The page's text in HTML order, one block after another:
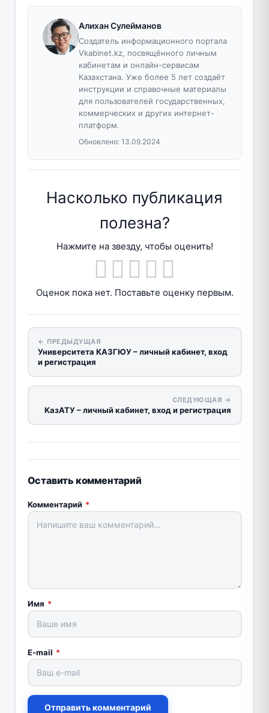
Алихан Сулейманов
Создатель информационного портала
Vkabinet.kz, посвящённого личным
кабинетам и онлайн-сервисам
Казахстана. Уже более 5 лет создаёт
инструкции и справочные материалы
для пользователей государственных,
коммерческих и других интернет-
платформ.
Обновлено: 13.09.2024
Насколько публикация
полезна?
Нажмите на звезду, чтобы оценить!
Оценок пока нет. Поставьте оценку первым.
← ПРЕДЫДУЩАЯ
Университета КАЗГЮУ – личный кабинет, вход
и регистрация
СЛЕДУЮЩАЯ →
КазАТУ – личный кабинет, вход и регистрация
Оставить комментарий
Комментарий *
Имя *
E-mail *
Отправить комментарий